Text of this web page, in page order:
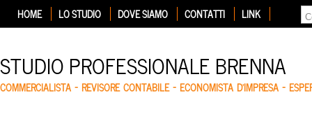
HOME LO STUDIO DOVE SIAMO CONTATTI LINK
STUDIO PROFESSIONALE BRENNA
COMMERCIALISTA – REVISORE CONTABILE – ECONOMISTA D'IMPRESA –